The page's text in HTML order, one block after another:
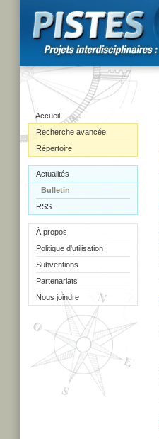
Accueil
Recherche avancée
Répertoire
Actualités
Bulletin
RSS
À propos
Politique d'utilisation
Subventions
Partenariats
Nous joindre